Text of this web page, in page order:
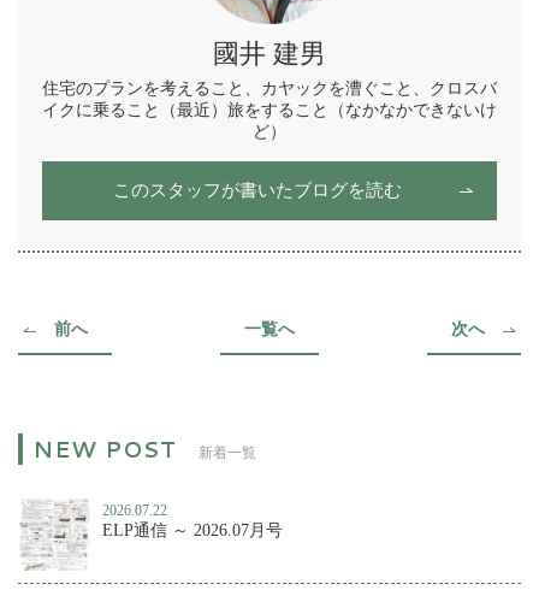
國井 建男
住宅のプランを考えること、カヤックを漕ぐこと、クロスバ
イクに乗ること（最近）旅をすること（なかなかできないけ
ど）
このスタッフが書いたブログを読む
前へ 一覧へ 次へ
新着一覧
2026.07.22
ELP通信 ～ 2026.07月号